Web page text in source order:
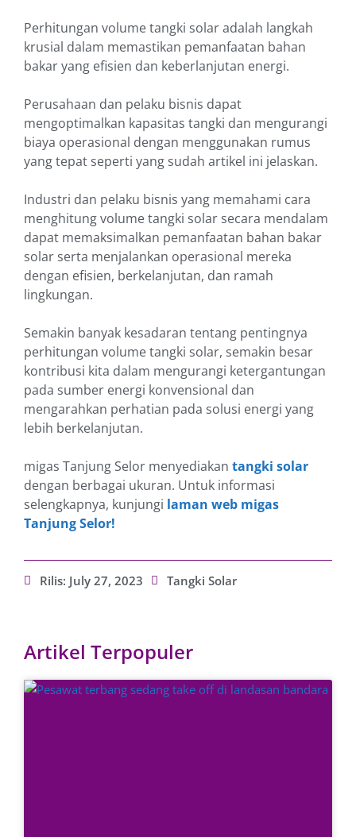
Perhitungan volume tangki solar adalah langkah
krusial dalam memastikan pemanfaatan bahan
bakar yang efisien dan keberlanjutan energi.
Perusahaan dan pelaku bisnis dapat
mengoptimalkan kapasitas tangki dan mengurangi
biaya operasional dengan menggunakan rumus
yang tepat seperti yang sudah artikel ini jelaskan.
Industri dan pelaku bisnis yang memahami cara
menghitung volume tangki solar secara mendalam
dapat memaksimalkan pemanfaatan bahan bakar
solar serta menjalankan operasional mereka
dengan efisien, berkelanjutan, dan ramah
lingkungan.
Semakin banyak kesadaran tentang pentingnya
perhitungan volume tangki solar, semakin besar
kontribusi kita dalam mengurangi ketergantungan
pada sumber energi konvensional dan
mengarahkan perhatian pada solusi energi yang
lebih berkelanjutan.
migas Tanjung Selor menyediakan tangki solar
dengan berbagai ukuran. Untuk informasi
selengkapnya, kunjungi laman web migas
Tanjung Selor!
Rilis: July 27, 2023 Tangki Solar
Artikel Terpopuler